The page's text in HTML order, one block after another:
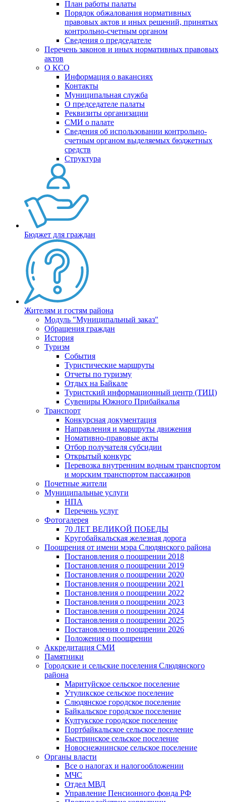
План работы палаты
Порядок обжалования нормативных
правовых актов и иных решений, принятых
контрольно-счетным органом
Сведения о председателе
Перечень законов и иных нормативных правовых
актов
О КСО
Информация о вакансиях
Контакты
Муниципальная служба
О председателе палаты
Реквизиты организации
СМИ о палате
Сведения об использовании контрольно-
счетным органом выделяемых бюджетных
средств
Структура
Бюджет для граждан
Жителям и гостям района
Модуль "Муниципальный заказ"
Обращения граждан
История
Туризм
События
Туристические маршруты
Отчеты по туризму
Отдых на Байкале
Туристский информационный центр (ТИЦ)
Сувениры Южного Прибайкалья
Транспорт
Конкурсная документация
Направления и маршруты движения
Номативно-правовые акты
Отбор получателя субсидии
Открытый конкурс
Перевозка внутренним водным транспортом
и морским транспортом пассажиров
Почетные жители
Муниципальные услуги
НПА
Перечень услуг
Фотогалерея
70 ЛЕТ ВЕЛИКОЙ ПОБЕДЫ
Кругобайкальская железная дорога
Поощрения от имени мэра Слюдянского района
Постановления о поощрении 2018
Постановления о поощрении 2019
Постановления о поощрении 2020
Постановления о поощрении 2021
Постановления о поощрении 2022
Постановления о поощрении 2023
Постановления о поощрении 2024
Постановления о поощрении 2025
Постановления о поощрении 2026
Положения о поощрении
Аккредитация СМИ
Памятники
Городские и сельские поселения Слюдянского
района
Маритуйское сельское поселение
Утуликское сельское поселение
Слюдянское городское поселение
Байкальское городское поселение
Култукское городское поселение
Портбайкальское сельское поселение
Быстринское сельское поселение
Новоснежнинское сельское поселение
Органы власти
Все о налогах и налогообложении
МЧС
Отдел МВД
Управление Пенсионного фонда РФ